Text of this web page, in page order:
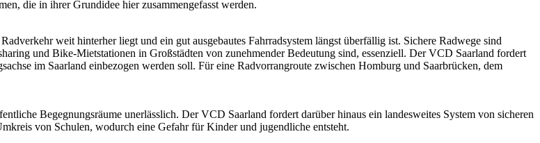
die in ihrer Grundidee hier zusammengefasst werden.
weit hinterher liegt und ein gut ausgebautes Fahrradsystem längst überfällig ist. Sichere Radwege sind
und Bike-Mietstationen in Großstädten von zunehmender Bedeutung sind, essenziell. Der VCD Saarland fordert
im Saarland einbezogen werden soll. Für eine Radvorrangroute zwischen Homburg und Saarbrücken, dem
Begegnungsräume unerlässlich. Der VCD Saarland fordert darüber hinaus ein landesweites System von sicheren
von Schulen, wodurch eine Gefahr für Kinder und jugendliche entsteht.